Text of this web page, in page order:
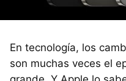
En tecnología, los
son muchas veces el